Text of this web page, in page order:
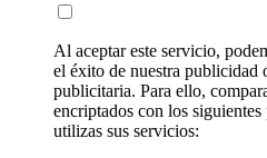
Al aceptar este servicio,
el éxito de nuestra publicidad
publicitaria. Para ello,
encriptados con los
utilizas sus servicios: